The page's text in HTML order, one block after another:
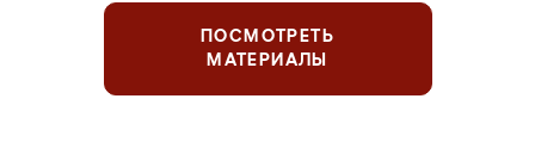
ПОСМОТРЕТЬ
МАТЕРИАЛЫ